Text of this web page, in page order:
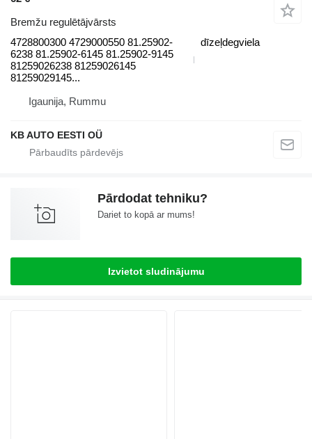
Bremžu regulētājvārsts
4728800300 4729000550 81.25902-
6238 81.25902-6145 81.25902-9145
81259026238 81259026145
81259029145...
dīzeļdegviela
Igaunija, Rummu
KB AUTO EESTI OÜ
Pārdodat tehniku?
Dariet to kopā ar mums!
Izvietot sludinājumu